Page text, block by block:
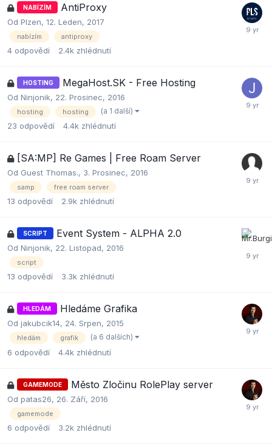
NABÍZÍM AntiProxy
Od Plzen, 12. Leden, 2017
nabízím antiproxy
4 odpovědí 2.4k zhlédnutí
HOSTING MegaHost.SK - Free Hosting
Od Ninjonik, 22. Prosinec, 2016
hosting hosting (a 1 další)
23 odpovědí 4.4k zhlédnutí
[SA:MP] Re Games | Free Roam Server
Od Guest Thomas., 3. Prosinec, 2016
samp free roam server
13 odpovědí 2.9k zhlédnutí
SCRIPT Event System - ALPHA 2.0
Od Ninjonik, 22. Listopad, 2016
script
13 odpovědí 3.3k zhlédnutí
HLEDÁM Hledáme Grafika
Od jakubcik14, 24. Srpen, 2015
hledám grafik (a 6 dalších)
6 odpovědí 4.4k zhlédnutí
GAMEMODE Město Zločinu RolePlay server
Od patas26, 26. Září, 2016
gamemode
6 odpovědí 3.2k zhlédnutí